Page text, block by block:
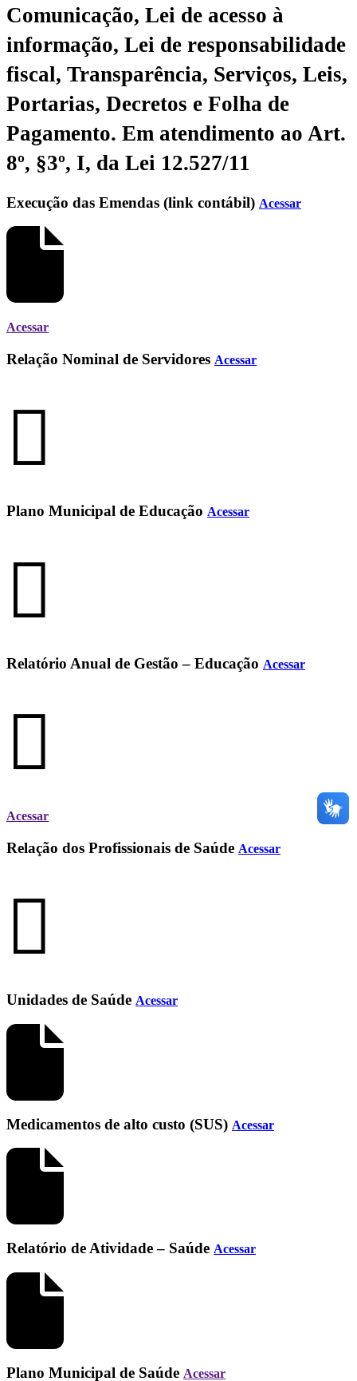
Comunicação, Lei de acesso à
informação, Lei de responsabilidade
fiscal, Transparência, Serviços, Leis,
Portarias, Decretos e Folha de
Pagamento. Em atendimento ao Art.
8º, §3º, I, da Lei 12.527/11
Execução das Emendas (link contábil) Acessar
Acessar
Relação Nominal de Servidores Acessar
Plano Municipal de Educação Acessar
Relatório Anual de Gestão – Educação Acessar
Acessar
Relação dos Profissionais de Saúde Acessar
Unidades de Saúde Acessar
Medicamentos de alto custo (SUS) Acessar
Relatório de Atividade – Saúde Acessar
Plano Municipal de Saúde Acessar